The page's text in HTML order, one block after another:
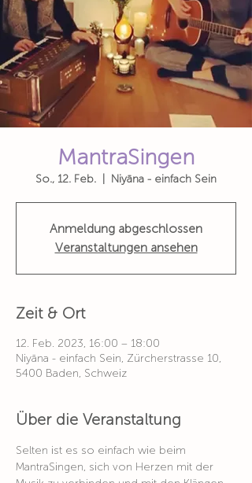
MantraSingen
So., 12. Feb. Niyāna - einfach Sein
Anmeldung abgeschlossen
Veranstaltungen ansehen
Zeit & Ort
12. Feb. 2023, 16:00 – 18:00
Niyāna - einfach Sein, Zürcherstrasse 10,
5400 Baden, Schweiz
Über die Veranstaltung
Selten ist es so einfach wie beim
MantraSingen, sich von Herzen mit der